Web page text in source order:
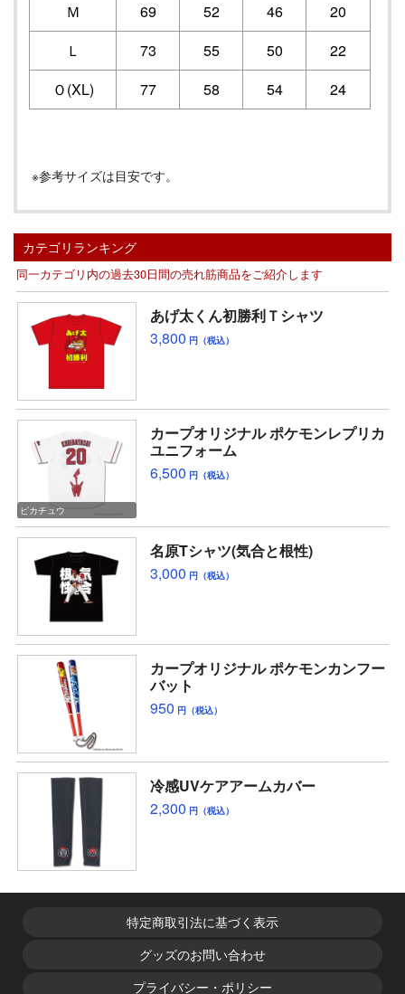
Ｍ
69 52 46
20
Ｌ
73 55 50
22
Ｏ(XL)
77 58 54 24
※参考サイズは目安です。
カテゴリランキング
同一カテゴリ内の過去30日間の売れ筋商品をご紹介します
あげ太くん初勝利Ｔシャツ
3,800 円（税込）
ピカチュウ
カープオリジナル ポケモンレプリカ
ユニフォーム
6,500 円（税込）
名原Tシャツ(気合と根性)
3,000 円（税込）
カープオリジナル ポケモンカンフー
バット
950 円（税込）
冷感UVケアアームカバー
2,300 円（税込）
特定商取引法に基づく表示
グッズのお問い合わせ
プライバシー・ポリシー